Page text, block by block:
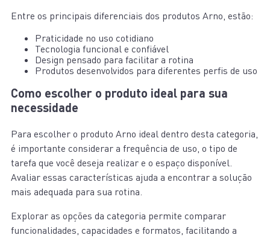
Entre os principais diferenciais dos produtos Arno, estão:
Praticidade no uso cotidiano
Tecnologia funcional e confiável
Design pensado para facilitar a rotina
Produtos desenvolvidos para diferentes perfis de uso
Como escolher o produto ideal para sua
necessidade
Para escolher o produto Arno ideal dentro desta categoria,
é importante considerar a frequência de uso, o tipo de
tarefa que você deseja realizar e o espaço disponível.
Avaliar essas características ajuda a encontrar a solução
mais adequada para sua rotina.
Explorar as opções da categoria permite comparar
funcionalidades, capacidades e formatos, facilitando a